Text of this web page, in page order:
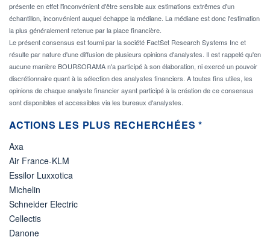
présente en effet l'inconvénient d'être sensible aux estimations extrêmes d'un
échantillon, inconvénient auquel échappe la médiane. La médiane est donc l'estimation
la plus généralement retenue par la place financière.
Le présent consensus est fourni par la société FactSet Research Systems Inc et
résulte par nature d'une diffusion de plusieurs opinions d'analystes. Il est rappelé qu'en
aucune manière BOURSORAMA n'a participé à son élaboration, ni exercé un pouvoir
discrétionnaire quant à la sélection des analystes financiers. A toutes fins utiles, les
opinions de chaque analyste financier ayant participé à la création de ce consensus
sont disponibles et accessibles via les bureaux d'analystes.
ACTIONS LES PLUS RECHERCHÉES *
Axa
Air France-KLM
Essilor Luxxotica
Michelin
Schneider Electric
Cellectis
Danone